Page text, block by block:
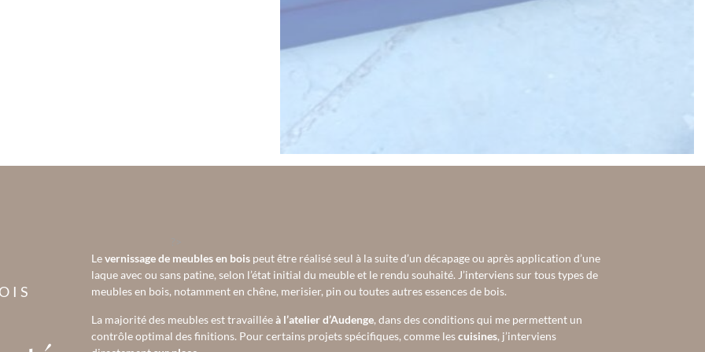
Levernissage de meubles en boispeut être réalisé seul à la suite d’un décapage ou après application d’une
laque avec ou sans patine, selon l’état initial du meuble et le rendu souhaité. J’interviens sur tous types de
meubles en bois, notamment en chêne, merisier, pin ou toutes autres essences de bois.
La majorité des meubles est travailléeà l’atelier d’Audenge, dans des conditions qui me permettent un
contrôle optimal des finitions. Pour certains projets spécifiques, comme lescuisines, j’interviens